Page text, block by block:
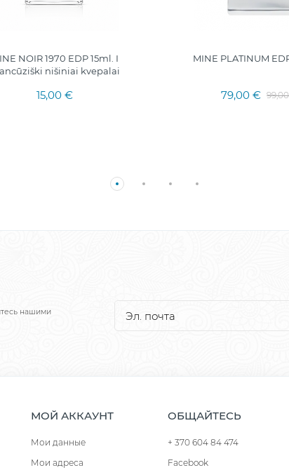
NOIR 1970 EDP 15ml. I
nišiniai kvepalai
15,00 €
MINE PLATINUM
79,00 €
нашими
МОЙ АККАУНТ
Мои данные
Мои адреса
ОБЩАЙТЕСЬ
+ 370 604 84 474
Facebook